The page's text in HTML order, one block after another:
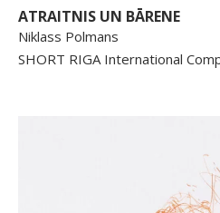
ATRAITNIS UN BĀRENE
Niklass Polmans
SHORT RIGA International